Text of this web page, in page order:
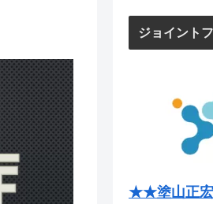
ジョイント
★★塗山正